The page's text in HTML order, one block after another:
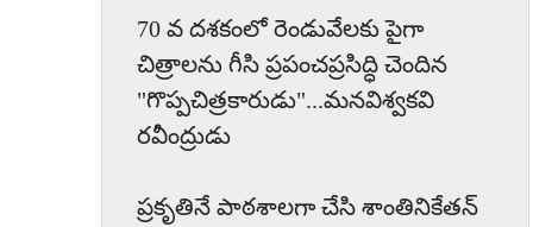
70 వ దశకంలో రెండువేలకు పైగా
చిత్రాలను గీసి ప్రపంచప్రసిద్ధి చెందిన
"గొప్పచిత్రకారుడు"...మనవిశ్వకవి
రవీంద్రుడు
ప్రకృతినే పాఠశాలగా చేసి శాంతినికేతన్